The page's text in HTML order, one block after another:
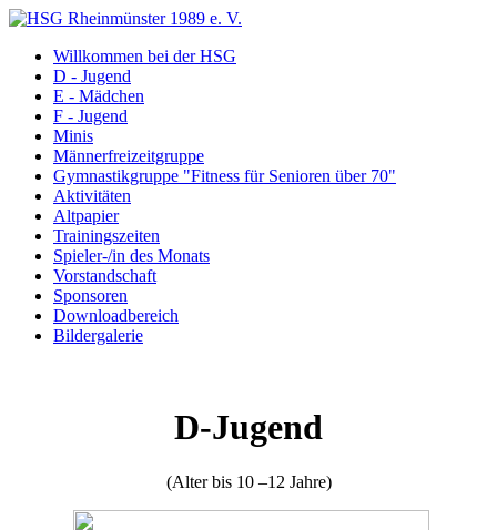
Willkommen bei der HSG
D - Jugend
E - Mädchen
F - Jugend
Minis
Männerfreizeitgruppe
Gymnastikgruppe "Fitness für Senioren über 70"
Aktivitäten
Altpapier
Trainingszeiten
Spieler-/in des Monats
Vorstandschaft
Sponsoren
Downloadbereich
Bildergalerie
D-Jugend
(Alter bis 10 –12 Jahre)